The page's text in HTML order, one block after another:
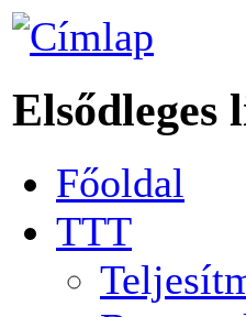
Elsődleges
Főoldal
TTT